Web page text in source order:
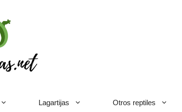
Lagartijas Otros reptiles